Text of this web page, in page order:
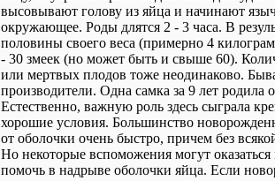
высовывают голову из яйца и начинают
окружающее. Роды длятся 2 - 3 часа. В
половины своего веса (примерно 4
- 30 змеек (но может быть и свыше 60).
или мертвых плодов тоже неодинаково.
производители. Одна самка за 9 лет родила
Естественно, важную роль здесь сыграла
хорошие условия. Большинство
от оболочки очень быстро, причем без
Но некоторые вспоможения могут
помочь в надрыве оболочки яйца. Если